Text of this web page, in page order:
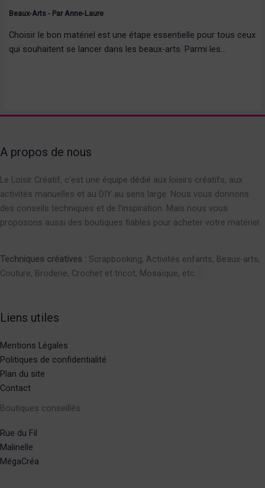
Beaux-Arts- Par Anne-Laure
Choisir le bon matériel est une étape essentielle pour tous ceux
qui souhaitent se lancer dans les beaux-arts. Parmi les…
A propos de nous
Le Loisir Créatif, c’est une équipe dédié aux loisirs créatifs, aux
activités manuelles et au DIY au sens large. Nous vous donnons
des conseils techniques et de l’inspiration. Mais nous vous
proposons aussi des boutiques fiables pour acheter votre matériel.
Techniques créatives : Scrapbooking, Activités enfants, Beaux-arts,
Couture, Broderie, Crochet et tricot, Mosaïque, etc.
Liens utiles
Mentions Légales
Politiques de confidentialité
Plan du site
Contact
Boutiques conseillés
Rue du Fil
Malinelle
MégaCréa